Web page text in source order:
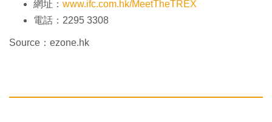
網址： www.ifc.com.hk/MeetTheTREX
電話：2295 3308
Source：ezone.hk